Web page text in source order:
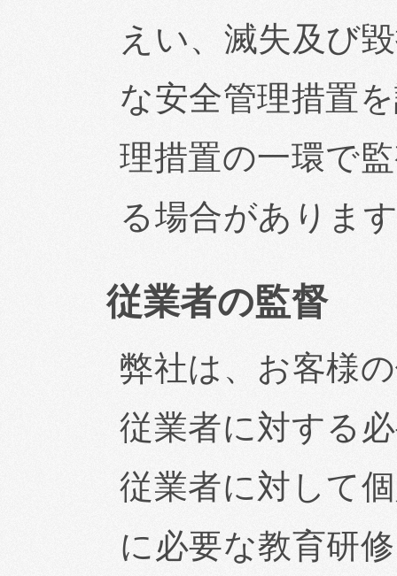
えい、滅失及び
な安全管理措置
理措置の一環で
る場合がありま
従業者の監督
弊社は、お客様
従業者に対する
従業者に対して
に必要な教育研